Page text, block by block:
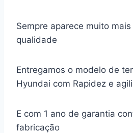
Sempre aparece muito
qualidade
Entregamos o modelo de
Hyundai com Rapidez e
E com 1 ano de garantia
fabricação